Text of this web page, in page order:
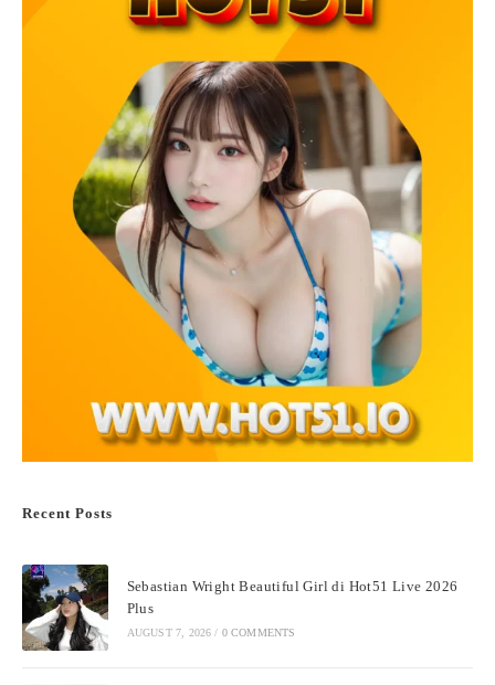
Recent Posts
Sebastian Wright Beautiful Girl di Hot51 Live 2026
Plus
AUGUST 7, 2026 / 0 COMMENTS